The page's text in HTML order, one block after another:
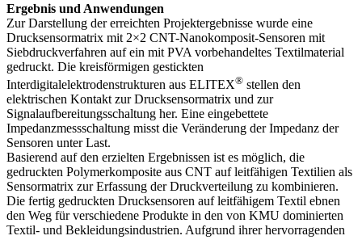
Ergebnis und Anwendungen
Zur Darstellung der erreichten Projektergebnisse wurde eine
Drucksensormatrix mit 2×2 CNT-Nanokomposit-Sensoren mit
Siebdruckverfahren auf ein mit PVA vorbehandeltes Textilmaterial
gedruckt. Die kreisförmigen gestickten
Interdigitalelektrodenstrukturen aus ELITEX® stellen den
elektrischen Kontakt zur Drucksensormatrix und zur
Signalaufbereitungsschaltung her. Eine eingebettete
Impedanzmessschaltung misst die Veränderung der Impedanz der
Sensoren unter Last.
Basierend auf den erzielten Ergebnissen ist es möglich, die
gedruckten Polymerkomposite aus CNT auf leitfähigen Textilien als
Sensormatrix zur Erfassung der Druckverteilung zu kombinieren.
Die fertig gedruckten Drucksensoren auf leitfähigem Textil ebnen
den Weg für verschiedene Produkte in den von KMU dominierten
Textil- und Bekleidungsindustrien. Aufgrund ihrer hervorragenden